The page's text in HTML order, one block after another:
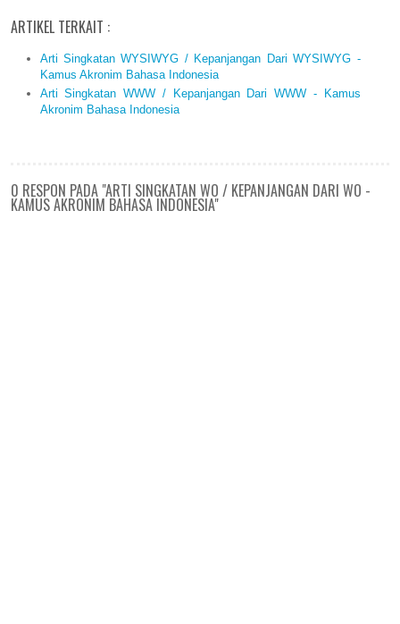
ARTIKEL TERKAIT :
Arti Singkatan WYSIWYG / Kepanjangan Dari WYSIWYG -
Kamus Akronim Bahasa Indonesia
Arti Singkatan WWW / Kepanjangan Dari WWW - Kamus
Akronim Bahasa Indonesia
0 RESPON PADA "ARTI SINGKATAN WO / KEPANJANGAN DARI WO -
KAMUS AKRONIM BAHASA INDONESIA"